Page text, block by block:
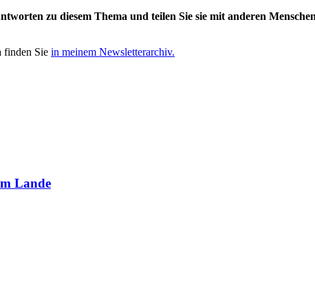
zu diesem Thema und teilen Sie sie mit anderen
finden Sie in meinem Newsletterarchiv.
Lande